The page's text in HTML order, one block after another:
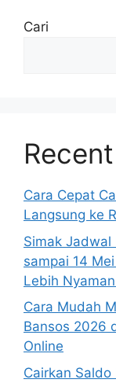
Cari
Cara Cepat
Langsung ke
Simak Jadwal
sampai 14
Lebih
Cara Mudah
Bansos 2026
Online
Cairkan